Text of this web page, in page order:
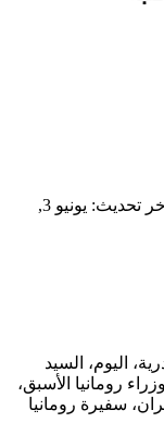
آخر تحديث: يونيو 3,
اليوم، السيد
رومانيا الأسبق،
سفيرة رومانيا